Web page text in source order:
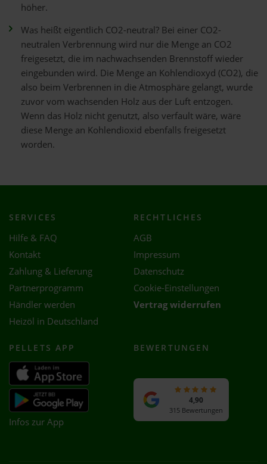
höher.
Was heißt eigentlich CO2-neutral? Bei einer CO2-
neutralen Verbrennung wird nur die Menge an CO2
freigesetzt, die im nachwachsenden Brennstoff wieder
eingebunden wird. Die Menge an Kohlendioxyd (CO2), die
also beim Verbrennen in die Atmosphäre gelangt, wurde
zuvor vom wachsenden Holz aus der Luft entzogen.
Wenn das Holz nicht genutzt, also verfault wäre, wäre
diese Menge an Kohlendioxid ebenfalls freigesetzt
worden.
SERVICES
Hilfe & FAQ
Kontakt
Zahlung & Lieferung
Partnerprogramm
Händler werden
Heizöl in Deutschland
RECHTLICHES
AGB
Impressum
Datenschutz
Cookie-Einstellungen
Vertrag widerrufen
PELLETS APP
Infos zur App
BEWERTUNGEN
4,90
315 Bewertungen